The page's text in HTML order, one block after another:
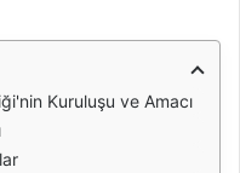
Kuruluşu ve Amacı